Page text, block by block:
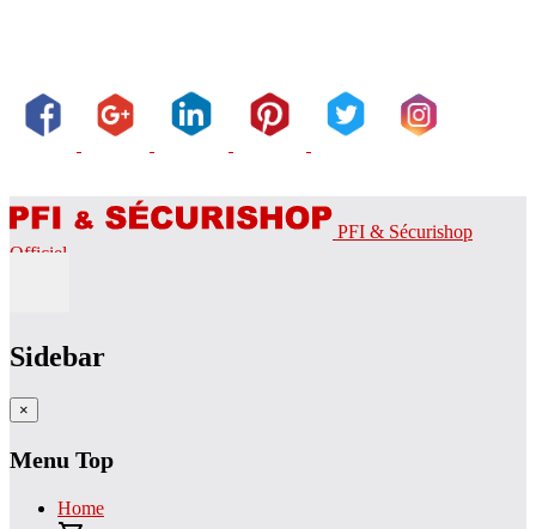
PFI & Sécurishop
Officiel
Sidebar
×
Menu Top
Home